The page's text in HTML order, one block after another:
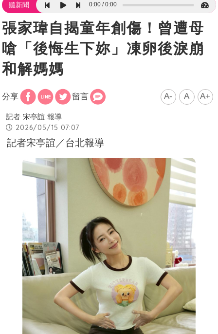
聽新聞 0:00 0:00
張家瑋自揭童年創傷！曾遭母
嗆「後悔生下妳」凍卵後淚崩
和解媽媽
分享 留言 A- A A+
記者 宋亭誼 報導
2026/05/15 07:07
記者宋亭誼／台北報導